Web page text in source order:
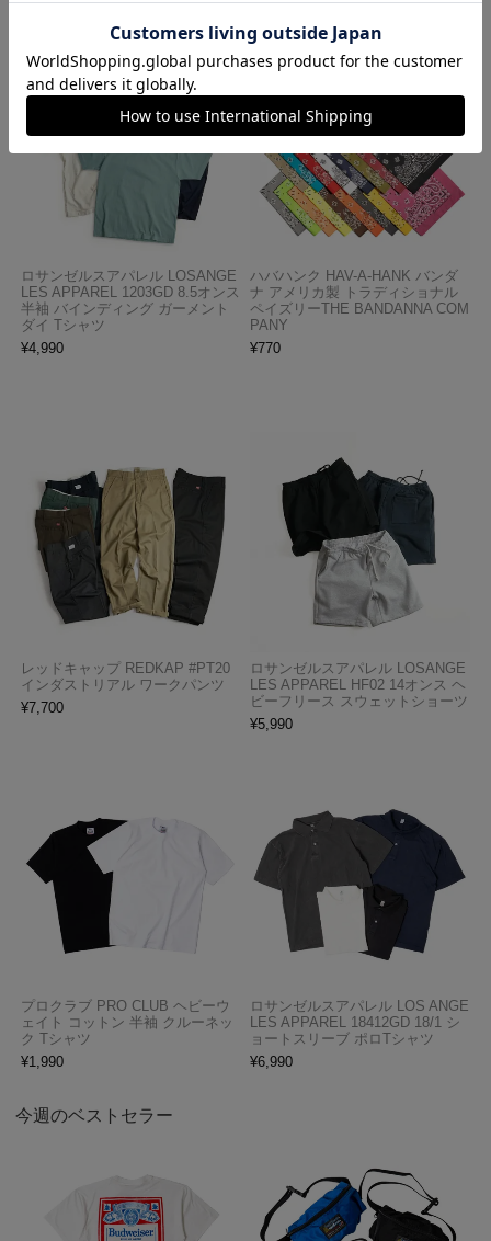
ロサンゼルスアパレル LOSANGE
LES APPAREL 1203GD 8.5オンス
半袖 バインディング ガーメント
ダイ Tシャツ
¥4,990
ハバハンク HAV-A-HANK バンダ
ナ アメリカ製 トラディショナル
ペイズリーTHE BANDANNA COM
PANY
¥770
レッドキャップ REDKAP #PT20
インダストリアル ワークパンツ
¥7,700
ロサンゼルスアパレル LOSANGE
LES APPAREL HF02 14オンス ヘ
ビーフリース スウェットショーツ
¥5,990
プロクラブ PRO CLUB ヘビーウ
ェイト コットン 半袖 クルーネッ
ク Tシャツ
¥1,990
ロサンゼルスアパレル LOS ANGE
LES APPAREL 18412GD 18/1 シ
ョートスリーブ ポロTシャツ
¥6,990
今週のベストセラー